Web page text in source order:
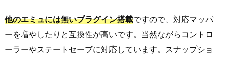
他のエミュには無いプラグイン搭載ですので、対応マッパ
ーを増やしたりと互換性が高いです。当然ながらコントロ
ーラーやステートセーブに対応しています。スナップショ